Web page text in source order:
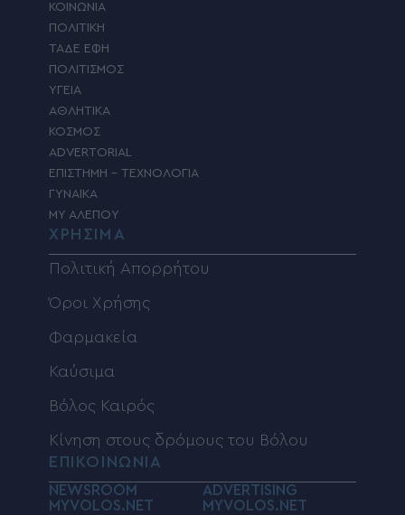
ΚΟΙΝΩΝΙΑ
ΠΟΛΙΤΙΚΗ
ΤΑΔΕ ΕΦΗ
ΠΟΛΙΤΙΣΜΟΣ
ΥΓΕΙΑ
ΑΘΛΗΤΙΚΑ
ΚΟΣΜΟΣ
ADVERTORIAL
ΕΠΙΣΤΗΜΗ – ΤΕΧΝΟΛΟΓΙΑ
ΓΥΝΑΙΚΑ
MY ΑΛΕΠΟΥ
ΧΡΗΣΙΜΑ
Πολιτική Απορρήτου
Όροι Χρήσης
Φαρμακεία
Καύσιμα
Βόλος Καιρός
Κίνηση στους δρόμους του Βόλου
ΕΠΙΚΟΙΝΩΝΙΑ
NEWSROOM
MYVOLOS.NET
ADVERTISING
MYVOLOS.NET